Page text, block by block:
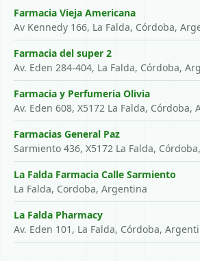
Farmacia Vieja Americana
Av Kennedy 166, La Falda, Córdoba,
Farmacia del super 2
Av. Eden 284-404, La Falda, Córdoba,
Farmacia y Perfumeria Olivia
Av. Eden 608, X5172 La Falda, Córdoba,
Farmacias General Paz
Sarmiento 436, X5172 La Falda,
La Falda Farmacia Calle Sarmiento
La Falda, Cordoba, Argentina
La Falda Pharmacy
Av. Eden 101, La Falda, Córdoba,